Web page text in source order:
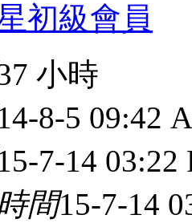
初級會員
小時
8-5 09:42
7-14 03:22
間15-7-14